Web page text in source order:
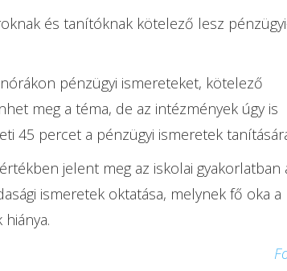
és tanítóknak kötelező lesz
pénzügyi ismereteket, kötelező
meg a téma, de az intézmények úgy is
45 percet a pénzügyi ismeretek
jelent meg az iskolai gyakorlatban
ismeretek oktatása, melynek fő oka a